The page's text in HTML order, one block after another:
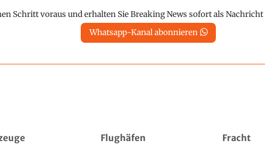
Schritt voraus und erhalten Sie Breaking News sofort als
Whatsapp-Kanal abonnieren
Flughäfen Fracht